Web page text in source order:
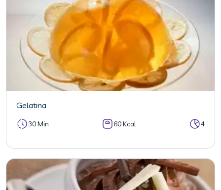
Gelatina
30 Min 60 Kcal 4